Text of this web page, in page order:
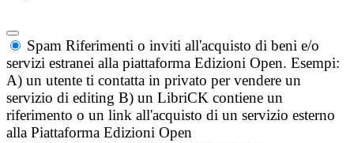
Spam Riferimenti o inviti all'acquisto di beni e/o
servizi estranei alla piattaforma Edizioni Open. Esempi:
A) un utente ti contatta in privato per vendere un
servizio di editing B) un LibriCK contiene un
riferimento o un link all'acquisto di un servizio esterno
alla Piattaforma Edizioni Open